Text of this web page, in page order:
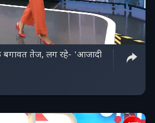
बगावत तेज, लग रहे- 'आजादी